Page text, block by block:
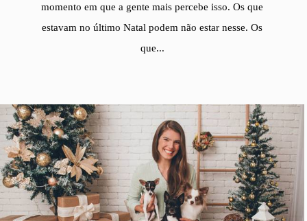
momento em que a gente mais percebe isso. Os que
estavam no último Natal podem não estar nesse. Os
que...